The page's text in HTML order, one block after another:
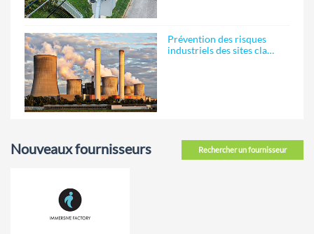
Prévention des risques
industriels des sites cla…
Rechercher un fournisseur
Nouveaux fournisseurs